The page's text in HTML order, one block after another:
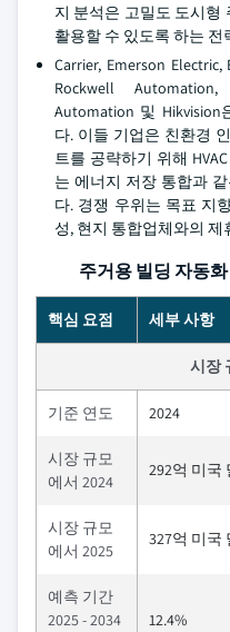
지 분석은 고밀도 도시형
활용할 수 있도록 하는
Carrier, Emerson
Rockwell
Automation 및 Hikvision
다. 이들 기업은 친환경
트를 공략하기 위해
는 에너지 저장 통합과
다. 경쟁 우위는 목표 지
성, 현지 통합업체와의
주거용 빌딩 자동
핵심 요점 세부 사항
시장
기준 연도 2024
시장 규모
에서 2024
292억 미국
시장 규모
에서 2025
327억 미국
예측 기간
2025 - 2034
12.4%